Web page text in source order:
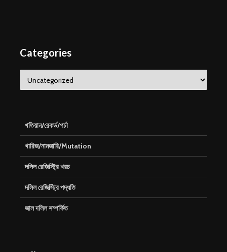
Categories
খতিয়ান/রেকর্ড/পর্চা
খারিজ/নামজারি/Mutation
দলিল রেজিস্ট্রি খরচ
দলিল রেজিস্ট্রি পদ্ধতি
জাল দলিল সম্পর্কিত